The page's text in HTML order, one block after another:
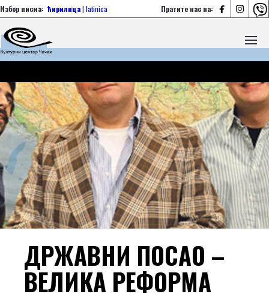
Пратите нас на:   
Избор писма: ћирилица| latinica
ДРЖАВНИ ПОСАО –
ВЕЛИКА РЕФОРМА